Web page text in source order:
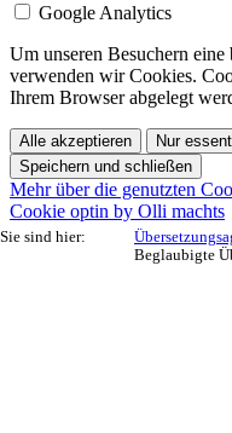
Sie sind hier:
Beglaubigte
Google Analytics
Um unseren Besuchern eine
verwenden wir Cookies.
Ihrem Browser abgelegt
Alle akzeptieren
Nur
Speichern und schließen
Mehr über die genutzten
Cookie optin by Olli machts